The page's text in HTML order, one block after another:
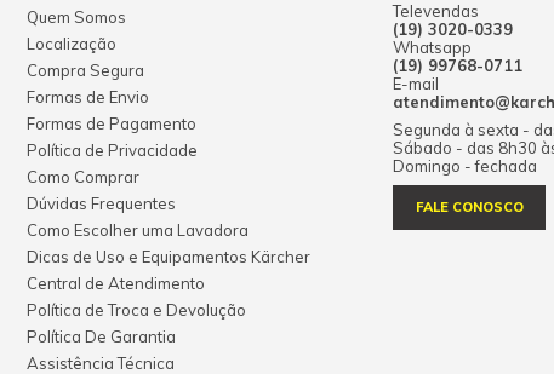
Quem Somos
Localização
Compra Segura
Formas de Envio
Formas de Pagamento
Política de Privacidade
Como Comprar
Dúvidas Frequentes
Como Escolher uma Lavadora
Dicas de Uso e Equipamentos Kärcher
Central de Atendimento
Política de Troca e Devolução
Política De Garantia
Assistência Técnica
Televendas
(19) 3020-0339
Whatsapp
(19) 99768-0711
E-mail
Segunda à sexta -
Sábado - das 8h30
Domingo - fechada
FALE CONOSCO